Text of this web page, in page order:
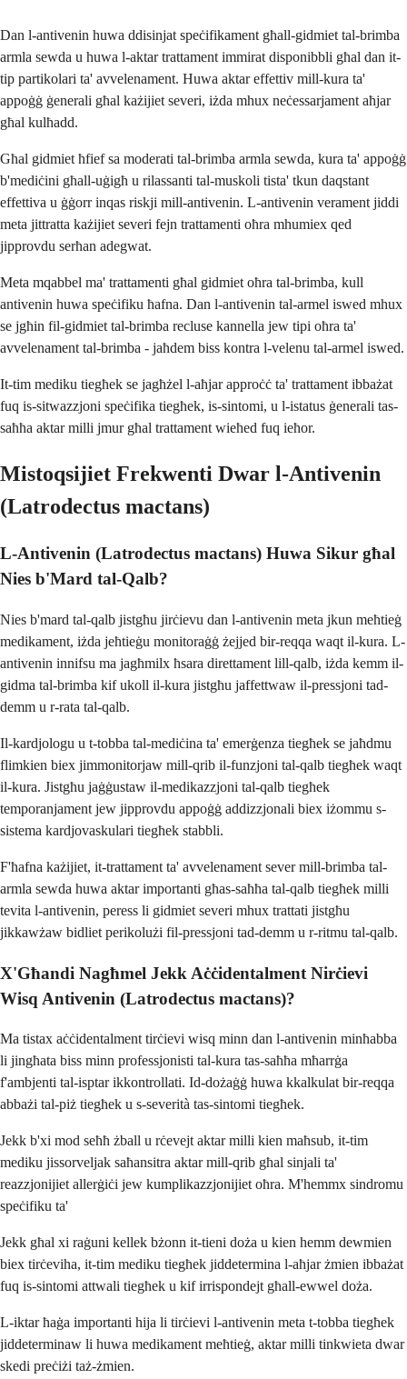
Dan l-antivenin huwa ddisinjat speċifikament għall-gidmiet tal-brimba
armla sewda u huwa l-aktar trattament immirat disponibbli għal dan it-
tip partikolari ta' avvelenament. Huwa aktar effettiv mill-kura ta'
appoġġ ġenerali għal każijiet severi, iżda mhux neċessarjament aħjar
għal kulħadd.
Għal gidmiet ħfief sa moderati tal-brimba armla sewda, kura ta' appoġġ
b'mediċini għall-uġigħ u rilassanti tal-muskoli tista' tkun daqstant
effettiva u ġġorr inqas riskji mill-antivenin. L-antivenin verament jiddi
meta jittratta każijiet severi fejn trattamenti oħra mhumiex qed
jipprovdu serħan adegwat.
Meta mqabbel ma' trattamenti għal gidmiet oħra tal-brimba, kull
antivenin huwa speċifiku ħafna. Dan l-antivenin tal-armel iswed mhux
se jgħin fil-gidmiet tal-brimba recluse kannella jew tipi oħra ta'
avvelenament tal-brimba - jaħdem biss kontra l-velenu tal-armel iswed.
It-tim mediku tiegħek se jagħżel l-aħjar approċċ ta' trattament ibbażat
fuq is-sitwazzjoni speċifika tiegħek, is-sintomi, u l-istatus ġenerali tas-
saħħa aktar milli jmur għal trattament wieħed fuq ieħor.
Mistoqsijiet Frekwenti Dwar l-Antivenin
(Latrodectus mactans)
L-Antivenin (Latrodectus mactans) Huwa Sikur għal
Nies b'Mard tal-Qalb?
Nies b'mard tal-qalb jistgħu jirċievu dan l-antivenin meta jkun meħtieġ
medikament, iżda jeħtieġu monitoraġġ żejjed bir-reqqa waqt il-kura. L-
antivenin innifsu ma jagħmilx ħsara direttament lill-qalb, iżda kemm il-
gidma tal-brimba kif ukoll il-kura jistgħu jaffettwaw il-pressjoni tad-
demm u r-rata tal-qalb.
Il-kardjologu u t-tobba tal-mediċina ta' emerġenza tiegħek se jaħdmu
flimkien biex jimmonitorjaw mill-qrib il-funzjoni tal-qalb tiegħek waqt
il-kura. Jistgħu jaġġustaw il-medikazzjoni tal-qalb tiegħek
temporanjament jew jipprovdu appoġġ addizzjonali biex iżommu s-
sistema kardjovaskulari tiegħek stabbli.
F'ħafna każijiet, it-trattament ta' avvelenament sever mill-brimba tal-
armla sewda huwa aktar importanti għas-saħħa tal-qalb tiegħek milli
tevita l-antivenin, peress li gidmiet severi mhux trattati jistgħu
jikkawżaw bidliet perikolużi fil-pressjoni tad-demm u r-ritmu tal-qalb.
X'Għandi Nagħmel Jekk Aċċidentalment Nirċievi
Wisq Antivenin (Latrodectus mactans)?
Ma tistax aċċidentalment tirċievi wisq minn dan l-antivenin minħabba
li jingħata biss minn professjonisti tal-kura tas-saħħa mħarrġa
f'ambjenti tal-isptar ikkontrollati. Id-dożaġġ huwa kkalkulat bir-reqqa
abbażi tal-piż tiegħek u s-severità tas-sintomi tiegħek.
Jekk b'xi mod seħħ żball u rċevejt aktar milli kien maħsub, it-tim
mediku jissorveljak saħansitra aktar mill-qrib għal sinjali ta'
reazzjonijiet allerġiċi jew kumplikazzjonijiet oħra. M'hemmx sindromu
speċifiku ta'
Jekk għal xi raġuni kellek bżonn it-tieni doża u kien hemm dewmien
biex tirċeviha, it-tim mediku tiegħek jiddetermina l-aħjar żmien ibbażat
fuq is-sintomi attwali tiegħek u kif irrispondejt għall-ewwel doża.
L-iktar ħaġa importanti hija li tirċievi l-antivenin meta t-tobba tiegħek
jiddeterminaw li huwa medikament meħtieġ, aktar milli tinkwieta dwar
skedi preċiżi taż-żmien.